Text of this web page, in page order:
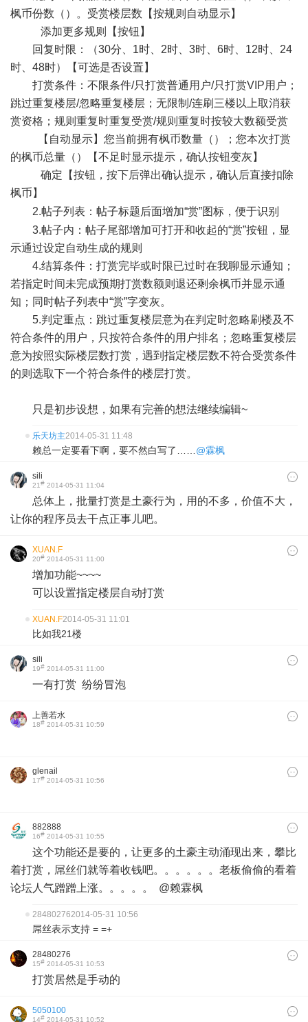
枫币份数（）。受赏楼层数【按规则自动显示】
添加更多规则【按钮】
回复时限：（30分、1时、2时、3时、6时、12时、24
时、48时）【可选是否设置】
打赏条件：不限条件/只打赏普通用户/只打赏VIP用户；
跳过重复楼层/忽略重复楼层；无限制/连刷三楼以上取消获
赏资格；规则重复时重复受赏/规则重复时按较大数额受赏
【自动显示】您当前拥有枫币数量（）；您本次打赏
的枫币总量（）【不足时显示提示，确认按钮变灰】
确定【按钮，按下后弹出确认提示，确认后直接扣除
枫币】
2.帖子列表：帖子标题后面增加“赏”图标，便于识别
3.帖子内：帖子尾部增加可打开和收起的“赏”按钮，显
示通过设定自动生成的规则
4.结算条件：打赏完毕或时限已过时在我聊显示通知；
若指定时间未完成预期打赏数额则退还剩余枫币并显示通
知；同时帖子列表中“赏”字变灰。
5.判定重点：跳过重复楼层意为在判定时忽略刷楼及不
符合条件的用户，只按符合条件的用户排名；忽略重复楼层
意为按照实际楼层数打赏，遇到指定楼层数不符合受赏条件
的则选取下一个符合条件的楼层打赏。
只是初步设想，如果有完善的想法继续编辑~
乐天坊主2014-05-31 11:48
赖总一定要看下啊，要不然白写了…… @霖枫
sili
21# 2014-05-31 11:04
总体上，批量打赏是土豪行为，用的不多，价值不大，
让你的程序员去干点正事儿吧。
XUAN.F
20# 2014-05-31 11:00
增加功能~~~~
可以设置指定楼层自动打赏
XUAN.F2014-05-31 11:01
比如我21楼
sili
19# 2014-05-31 11:00
一有打赏 纷纷冒泡
上善若水
18# 2014-05-31 10:59
glenail
17# 2014-05-31 10:56
882888
16# 2014-05-31 10:55
这个功能还是要的，让更多的土豪主动涌现出来，攀比
着打赏，屌丝们就等着收钱吧。。。。。。老板偷偷的看着
论坛人气蹭蹭上涨。。。。。 @赖霖枫
284802762014-05-31 10:56
屌丝表示支持 = =+
28480276
15# 2014-05-31 10:53
打赏居然是手动的
5050100
14# 2014-05-31 10:52